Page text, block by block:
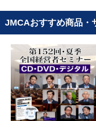
JMCAおすすめ商品・